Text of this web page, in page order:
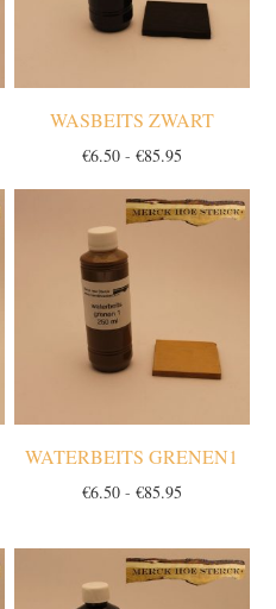
WASBEITS ZWART
€6.50 - €85.95Prijsklasse:
tot
WATERBEITS GRENEN1
€6.50 - €85.95Prijsklasse:
tot
€85.95